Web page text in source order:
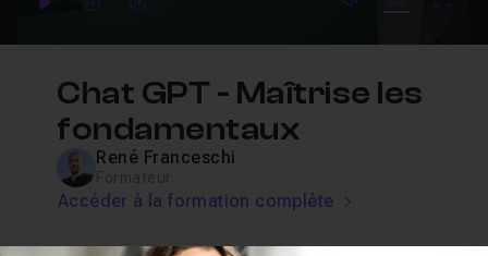
PlayForwardForward mute video
Subtitles
Chat GPT - Maîtrise les
fondamentaux
René Franceschi
Accéder à la formation complète